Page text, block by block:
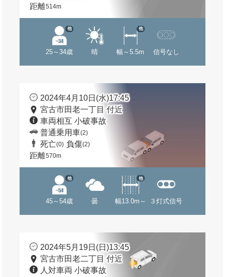
距離514m
25～34歳
他
晴 幅～5.5m
他
信号なし
2024年4月10日(水)17:45
宮古市田老一丁目 付近
車両相互 小破事故
普通乗用車(2)
死亡(0) 負傷(2)
距離570m
45～54歳
他
曇 幅13.0m～
他
３灯式信号
2024年5月19日(日)13:45
宮古市田老二丁目 付近
人対車両 小破事故